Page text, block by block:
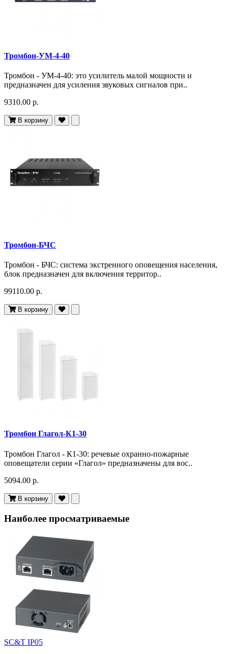
Тромбон-УМ-4-40
Тромбон - УМ-4-40: это усилитель малой мощности и
предназначен для усиления звуковых сигналов при..
9310.00 р.
В корзину
Тромбон-БЧС
Тромбон - БЧС: система экстренного оповещения населения,
блок предназначен для включения территор..
99110.00 р.
В корзину
Тромбон Глагол-К1-30
Тромбон Глагол - К1-30: речевые охранно-пожарные
оповещатели серии «Глагол» предназначены для вос..
5094.00 р.
В корзину
Наиболее просматриваемые
SC&T IP05